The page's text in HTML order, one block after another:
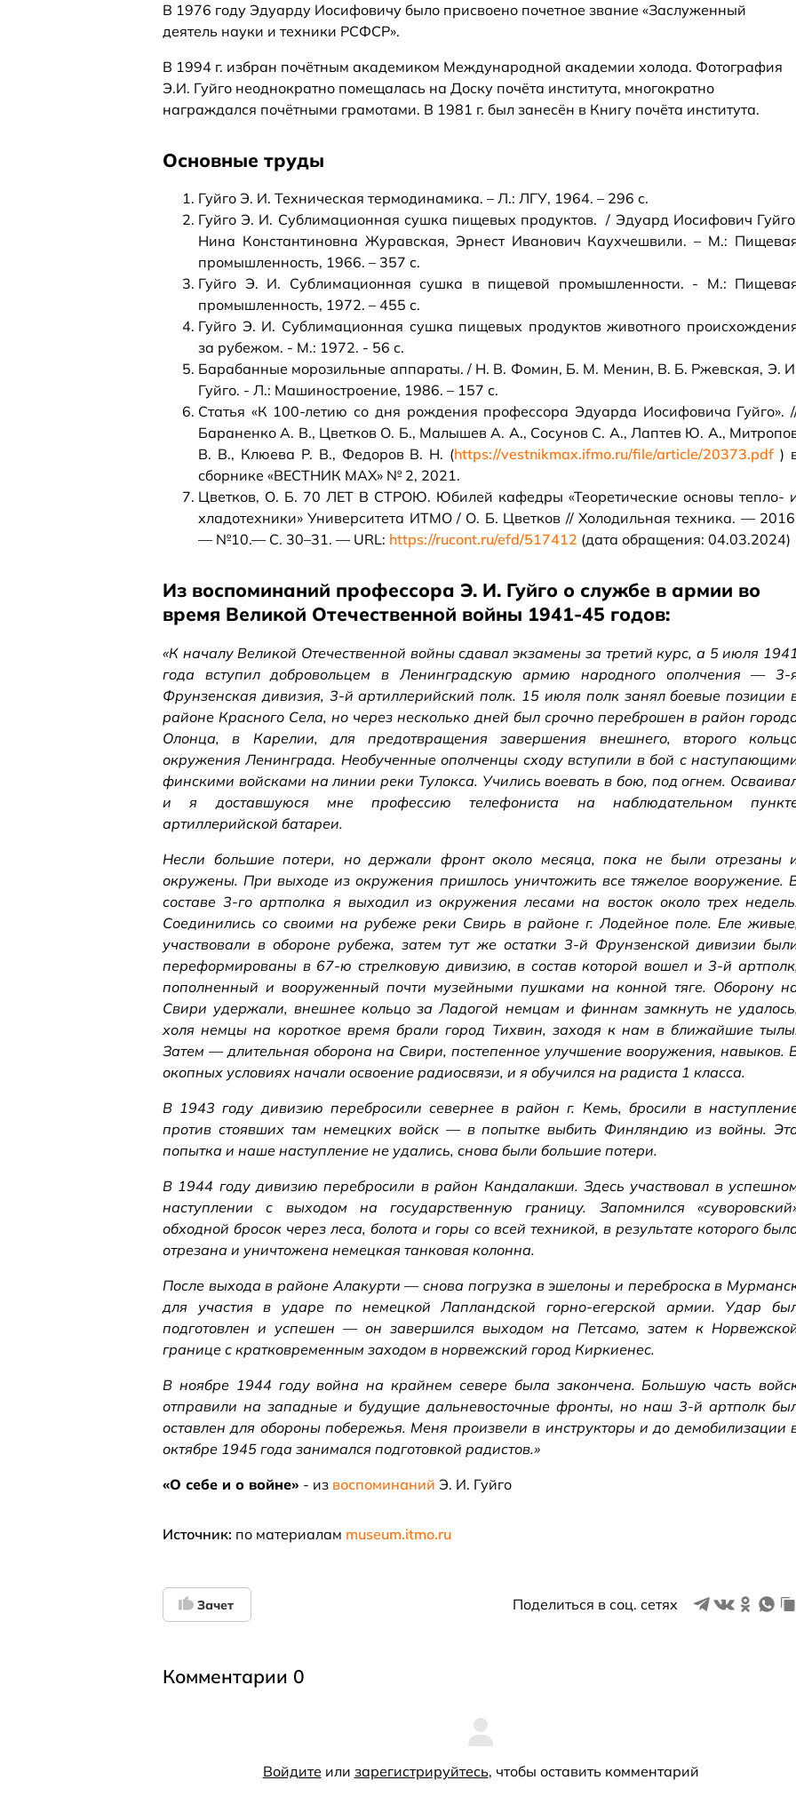
В 1976 году Эдуарду Иосифовичу было присвоено почетное звание «Заслуженный
деятель науки и техники РСФСР».
В 1994 г. избран почётным академиком Международной академии холода. Фотография
Э.И. Гуйго неоднократно помещалась на Доску почёта института, многократно
награждался почётными грамотами. В 1981 г. был занесён в Книгу почёта института.
Основные труды
Гуйго Э. И. Техническая термодинамика. – Л.: ЛГУ, 1964. – 296 с.
Гуйго Э. И. Сублимационная сушка пищевых продуктов. / Эдуард Иосифович
Нина Константиновна Журавская, Эрнест Иванович Каухчешвили. – М.:
промышленность, 1966. – 357 с.
Гуйго Э. И. Сублимационная сушка в пищевой промышленности. - М.:
промышленность, 1972. – 455 с.
Гуйго Э. И. Сублимационная сушка пищевых продуктов животного
за рубежом. - М.: 1972. - 56 с.
Барабанные морозильные аппараты. / Н. В. Фомин, Б. М. Менин, В. Б. Ржевская, Э.
Гуйго. - Л.: Машиностроение, 1986. – 157 с.
Статья «К 100‑летию со дня рождения профессора Эдуарда Иосифовича Гуйго».
Бараненко А. В., Цветков О. Б., Малышев А. А., Сосунов С. А., Лаптев Ю. А.,
В. В., Клюева Р. В., Федоров В. Н. (https://vestnikmax.ifmo.ru/file/article/20373.pdf )
сборнике «ВЕСТНИК МАХ» № 2, 2021.
Цветков, О. Б. 70 ЛЕТ В СТРОЮ. Юбилей кафедры «Теоретические основы тепло-
хладотехники» Университета ИТМО / О. Б. Цветков // Холодильная техника. —
— №10.— С. 30–31. — URL: https://rucont.ru/efd/517412 (дата обращения: 04.03.2024)
Из воспоминаний профессора Э. И. Гуйго о службе в армии во
время Великой Отечественной войны 1941‑45 годов:
«К началу Великой Отечественной войны сдавал экзамены за третий курс, а 5 июля 1941
года вступил добровольцем в Ленинградскую армию народного ополчения — 3-
Фрунзенская дивизия, 3-й артиллерийский полк. 15 июля полк занял боевые позиции
районе Красного Села, но через несколько дней был срочно переброшен в район
Олонца, в Карелии, для предотвращения завершения внешнего, второго
окружения Ленинграда. Необученные ополченцы сходу вступили в бой с
финскими войсками на линии реки Тулокса. Учились воевать в бою, под огнем.
и я доставшуюся мне профессию телефониста на наблюдательном
артиллерийской батареи.
Несли большие потери, но держали фронт около месяца, пока не были отрезаны
окружены. При выходе из окружения пришлось уничтожить все тяжелое вооружение.
составе 3-го артполка я выходил из окружения лесами на восток около трех
Соединились со своими на рубеже реки Свирь в районе г. Лодейное поле. Еле
участвовали в обороне рубежа, затем тут же остатки 3-й Фрунзенской дивизии
переформированы в 67-ю стрелковую дивизию, в состав которой вошел и 3-й
пополненный и вооруженный почти музейными пушками на конной тяге. Оборону
Свири удержали, внешнее кольцо за Ладогой немцам и финнам замкнуть не
холя немцы на короткое время брали город Тихвин, заходя к нам в ближайшие
Затем — длительная оборона на Свири, постепенное улучшение вооружения, навыков.
окопных условиях начали освоение радиосвязи, и я обучился на радиста 1 класса.
В 1943 году дивизию перебросили севернее в район г. Кемь, бросили в
против стоявших там немецких войск — в попытке выбить Финляндию из войны.
попытка и наше наступление не удались, снова были большие потери.
В 1944 году дивизию перебросили в район Кандалакши. Здесь участвовал в
наступлении с выходом на государственную границу. Запомнился
обходной бросок через леса, болота и горы со всей техникой, в результате которого
отрезана и уничтожена немецкая танковая колонна.
После выхода в районе Алакурти — снова погрузка в эшелоны и переброска в
для участия в ударе по немецкой Лапландской горно-егерской армии. Удар
подготовлен и успешен — он завершился выходом на Петсамо, затем к
границе с кратковременным заходом в норвежский город Киркиенес.
В ноябре 1944 году война на крайнем севере была закончена. Большую часть
отправили на западные и будущие дальневосточные фронты, но наш 3-й артполк
оставлен для обороны побережья. Меня произвели в инструкторы и до демобилизации
октябре 1945 года занимался подготовкой радистов.»
«О себе и о войне» - из воспоминаний Э. И. Гуйго
Источник: по материалам museum.itmo.ru
Зачет Поделиться в соц. сетях
Комментарии 0
Войдите или зарегистрируйтесь, чтобы оставить комментарий